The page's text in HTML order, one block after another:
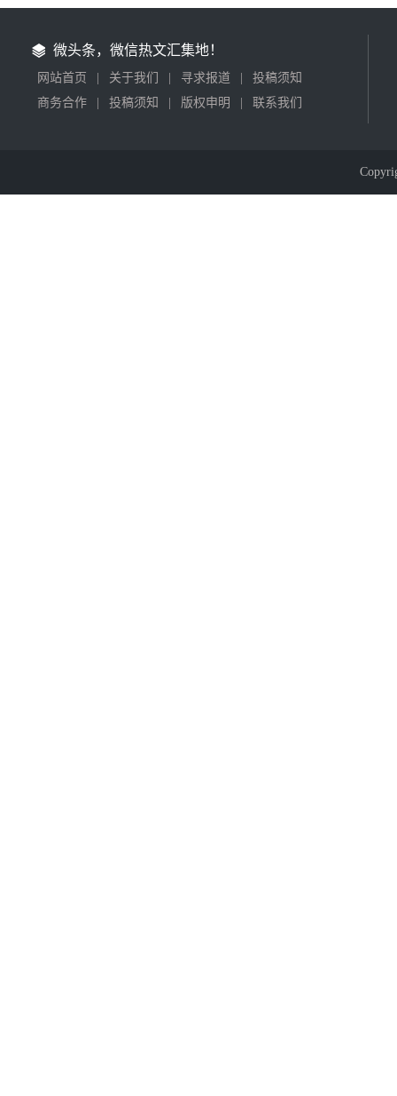
微头条，微信热文汇集地！
网站首页 关于我们 寻求报道
投稿须知
商务合作
投稿须知 版权申明 联系我们